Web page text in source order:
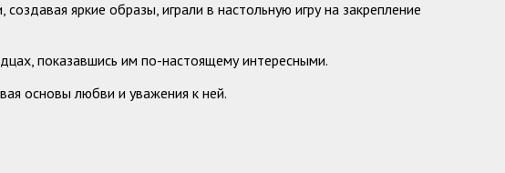
яркие образы, играли в настольную игру на закрепление
показавшись им по-настоящему интересными.
основы любви и уважения к ней.